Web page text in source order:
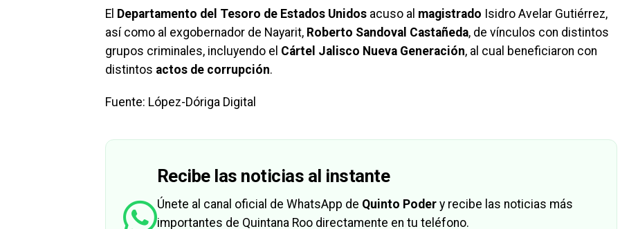
El Departamento del Tesoro de Estados Unidos acuso al magistrado Isidro Avelar Gutiérrez,
así como al exgobernador de Nayarit, Roberto Sandoval Castañeda, de vínculos con distintos
grupos criminales, incluyendo el Cártel Jalisco Nueva Generación, al cual beneficiaron con
distintos actos de corrupción.
Fuente: López-Dóriga Digital
Recibe las noticias al instante
Únete al canal oficial de WhatsApp de Quinto Poder y recibe las noticias más
importantes de Quintana Roo directamente en tu teléfono.